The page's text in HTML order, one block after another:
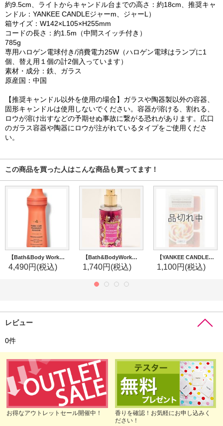
約9.5cm、ライトからキャンドル台までの高さ：約18cm、推奨キャ
ンドル：YANKEE CANDLEジャーm、ジャーL）
箱サイズ：W142×L105×H255mm
コードの長さ：約1.5m（中間スイッチ付き）
785g
専用ハロゲン電球付き/消費電力25W（ハロゲン電球はランプに1
個、替え用１個の計2個入っています）
素材・成分：鉄、ガラス
原産国：中国
【推奨キャンドル以外を使用の場合】ガラスや陶器製以外の容器、
固形キャンドルは使用しないでください。容器が溶ける、割れる、
ロウが溶け出すなどの予期せぬ事故に繋がる恐れがあります。広口
のガラス容器や陶器にロウが注がれているタイプをご使用くださ
い。
この商品を買った人はこんな商品も買ってます！
【Bath&Body Works】フレグランスブースター(18oz/510g)：パイナップルマンゴー
4,490円(税込)
【Bath&BodyWorks】トラベルサイズファインフレグランスミスト：ストロベリースノーフレーク
1,740円(税込)
【YANKEE CANDLE/ヤンキーキャンドル】タルトワックスポプリ(ワックスメルト)6P入り：キャラメルスワール
1,100円(税込)
レビュー
0件
お得なアウトレットセール開催中！
香りを確認！お気軽にお申し込みく
ださい！